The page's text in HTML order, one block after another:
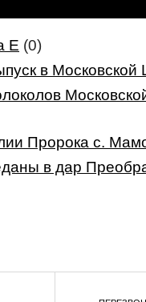
Е (0)
в Московской
Пророка с.
в дар